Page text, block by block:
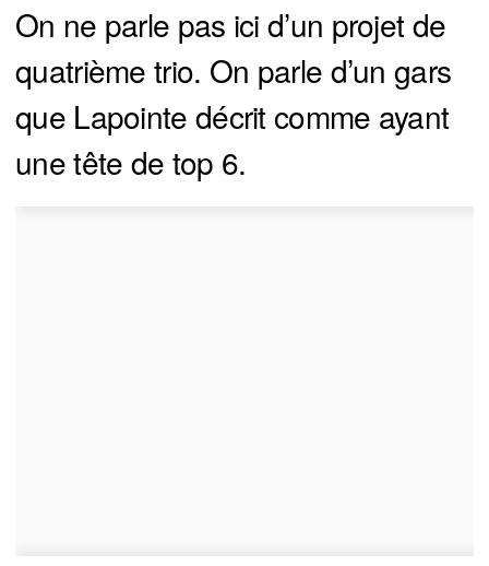
On ne parle pas ici d’un projet de
quatrième trio. On parle d’un gars
que Lapointe décrit comme ayant
une tête de top 6.